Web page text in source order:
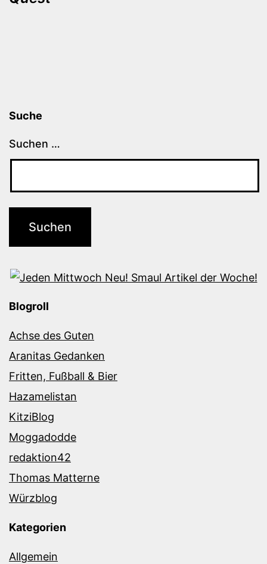
Suche
Suchen …
Blogroll
Achse des Guten
Aranitas Gedanken
Fritten, Fußball & Bier
Hazamelistan
KitziBlog
Moggadodde
redaktion42
Thomas Matterne
Würzblog
Kategorien
Allgemein